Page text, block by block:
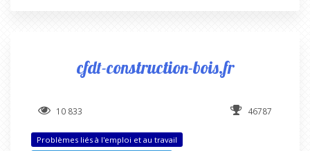
cfdt-construction-bois.fr
10 833 46787
Problèmes liés à l'emploi et au travail